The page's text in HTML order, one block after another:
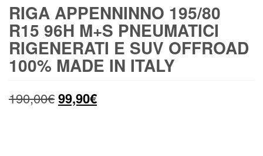
RIGA APPENNINNO 195/80
R15 96H M+S PNEUMATICI
RIGENERATI E SUV OFFROAD
100% MADE IN ITALY
190,00€Il
99,90€Il